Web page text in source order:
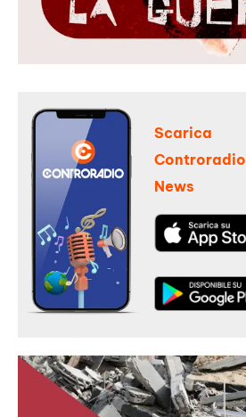
Scarica
Controradio
News